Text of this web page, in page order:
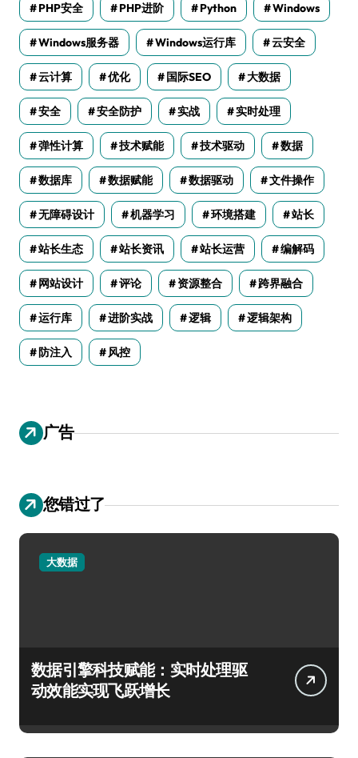
PHP安全 PHP进阶 Python Windows
Windows服务器 Windows运行库 云安全
云计算 优化 国际SEO 大数据
安全 安全防护 实战 实时处理
弹性计算 技术赋能 技术驱动 数据
数据库 数据赋能 数据驱动 文件操作
无障碍设计 机器学习 环境搭建 站长
站长生态 站长资讯 站长运营 编解码
网站设计 评论 资源整合 跨界融合
运行库 进阶实战 逻辑 逻辑架构
防注入 风控
广告
您错过了
大数据
数据引擎科技赋能：实时处理驱
动效能实现飞跃增长